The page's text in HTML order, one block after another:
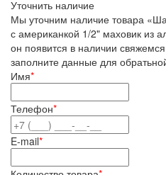
Уточнить наличие
Мы уточним наличие товара
с американкой 1/2" маховик из
он появится в наличии
заполните данные для
Имя*
Телефон*
E-mail*